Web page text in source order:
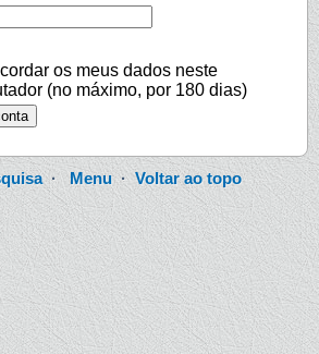
os meus dados neste
(no máximo, por 180 dias)
·Menu·Voltar ao topo